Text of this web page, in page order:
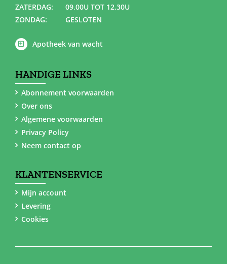
ZATERDAG:
09.00U TOT 12.30U
ZONDAG:
GESLOTEN
Apotheek van wacht
HANDIGE LINKS
Abonnement voorwaarden
Over ons
Algemene voorwaarden
Privacy Policy
Neem contact op
KLANTENSERVICE
Mijn account
Levering
Cookies